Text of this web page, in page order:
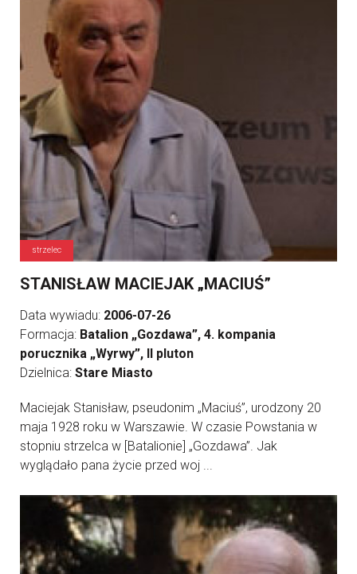
strzelec
STANISŁAW MACIEJAK „MACIUŚ”
Data wywiadu: 2006-07-26
Formacja: Batalion „Gozdawa”, 4. kompania
porucznika „Wyrwy”, II pluton
Dzielnica: Stare Miasto
Maciejak Stanisław, pseudonim „Maciuś”, urodzony 20
maja 1928 roku w Warszawie. W czasie Powstania w
stopniu strzelca w [Batalionie] „Gozdawa”. Jak
wyglądało pana życie przed woj ...